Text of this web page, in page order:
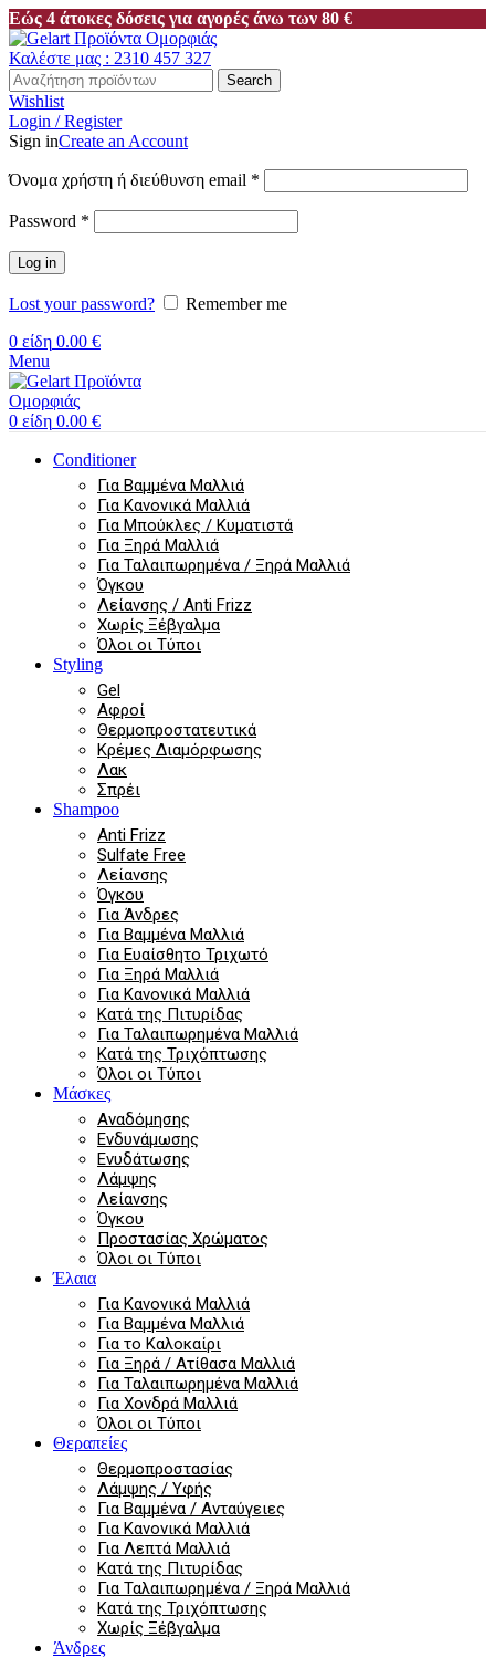
Εώς 4 άτοκες δόσεις για αγορές άνω των 80 €
Καλέστε μας : 2310 457 327
Search
Wishlist
Login / Register
Sign inCreate an Account
Όνομα χρήστη ή διεύθυνση email *
Password *
Log in
Lost your password?
Remember me
0 είδη 0.00 €
Menu
0 είδη 0.00 €
Conditioner
Για Βαμμένα Μαλλιά
Για Κανονικά Μαλλιά
Για Μπούκλες / Κυματιστά
Για Ξηρά Μαλλιά
Για Ταλαιπωρημένα / Ξηρά Μαλλιά
Όγκου
Λείανσης / Anti Frizz
Χωρίς Ξέβγαλμα
Όλοι οι Τύποι
Styling
Gel
Αφροί
Θερμοπροστατευτικά
Κρέμες Διαμόρφωσης
Λακ
Σπρέι
Shampoo
Anti Frizz
Sulfate Free
Λείανσης
Όγκου
Για Άνδρες
Για Βαμμένα Μαλλιά
Για Ευαίσθητο Τριχωτό
Για Ξηρά Μαλλιά
Για Κανονικά Μαλλιά
Κατά της Πιτυρίδας
Για Ταλαιπωρημένα Μαλλιά
Κατά της Τριχόπτωσης
Όλοι οι Τύποι
Μάσκες
Αναδόμησης
Ενδυνάμωσης
Ενυδάτωσης
Λάμψης
Λείανσης
Όγκου
Προστασίας Χρώματος
Όλοι οι Τύποι
Έλαια
Για Κανονικά Μαλλιά
Για Βαμμένα Μαλλιά
Για το Καλοκαίρι
Για Ξηρά / Ατίθασα Μαλλιά
Για Ταλαιπωρημένα Μαλλιά
Για Χονδρά Μαλλιά
Όλοι οι Τύποι
Θεραπείες
Θερμοπροστασίας
Λάμψης / Υφής
Για Βαμμένα / Ανταύγειες
Για Κανονικά Μαλλιά
Για Λεπτά Μαλλιά
Κατά της Πιτυρίδας
Για Ταλαιπωρημένα / Ξηρά Μαλλιά
Κατά της Τριχόπτωσης
Χωρίς Ξέβγαλμα
Άνδρες